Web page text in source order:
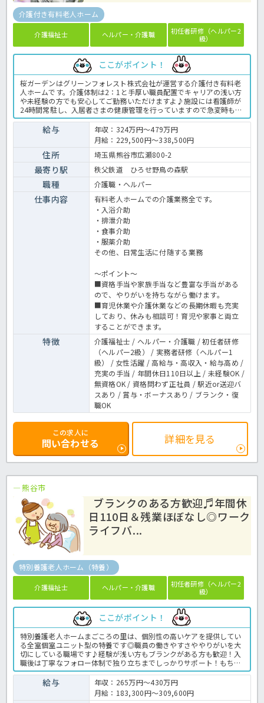
介護付き有料老人ホーム
介護福祉士 ヘルパー・介護職
初任者研修（ヘルパー2
級）
ここがポイント！
桜ガーデンはグリーンフォレスト株式会社が運営する介護付き有料老
人ホームです。介護体制は2：1と手厚い職員配置でキャリアの浅い方
や未経験の方でも安心してご勤務いただけますよ♪施設には看護師が
24時間常駐し、入居者さまの健康管理を行っていますので急変時も安
心。館内は明るく広々としており、理美容室や売店、パーティールー
ムなど設備も充実しています。夜勤ができないという方もご相談可能
ですよ！緑溢れ、自然豊かなグリーンフォレストビレッジで働いて頂
ける新しい仲間をお待ちしております。まずはほっ介護までお気軽に
お問い合わせくださいね。有料老人ホームでの介護業務全般です。＜
介護職 正職員 有料老人ホームの求人＞
給与
年収：324万円～479万円
月給：229,500円～338,500円
住所 埼玉県熊谷市広瀬800-2
最寄り駅 秩父鉄道 ひろせ野鳥の森駅
職種 介護職・ヘルパー
仕事内容
有料老人ホームでの介護業務全です。
・入浴介助
・排泄介助
・食事介助
・服薬介助
その他、日常生活に付随する業務
～ポイント～
■資格手当や家族手当など豊富な手当がある
ので、やりがいを持ちながら働けます。
■育児休業や介護休業などの長期休暇も充実
しており、休みも相談可！育児や家事と両立
することができます。
特徴
介護福祉士 / ヘルパー・介護職 / 初任者研修
（ヘルパー2級） / 実務者研修（ヘルパー1
級） / 女性活躍 / 高給与・高収入・給与高め /
充実の手当 / 年間休日110日以上 / 未経験OK /
無資格OK / 資格問わず正社員 / 駅近or送迎バ
スあり / 賞与・ボーナスあり / ブランク・復
職OK
この求人に
問い合わせる 詳細を見る
熊谷市
ブランクのある方歓迎♬年間休
日110日＆残業ほぼなし◎ワーク
ライフバ...
特別養護老人ホーム（特養）
介護福祉士 ヘルパー・介護職
初任者研修（ヘルパー2
級）
ここがポイント！
特別養護老人ホームまごころの里は、個別性の高いケアを提供してい
る全室個室ユニット型の特養です◎職員の働きやすさややりがいを大
切にしている職場です♪経験が浅い方もブランクがある方も歓迎！入
職後は丁寧なフォロー体制で独り立ちまでしっかりサポート！もちろ
ん経験者の方も歓迎です◎年間休日110日に加え、時間外労働もほと
んどありませんのでワークライフバランスを大切にしたい方にもおス
スメ！笑顔と思いやりを忘れず、真心ある介護をして下さる方からの
ご応募をお待ちしています！特養での介護業務全般です。 ＜介護職
給与
年収：265万円～430万円
月給：183,300円～309,600円